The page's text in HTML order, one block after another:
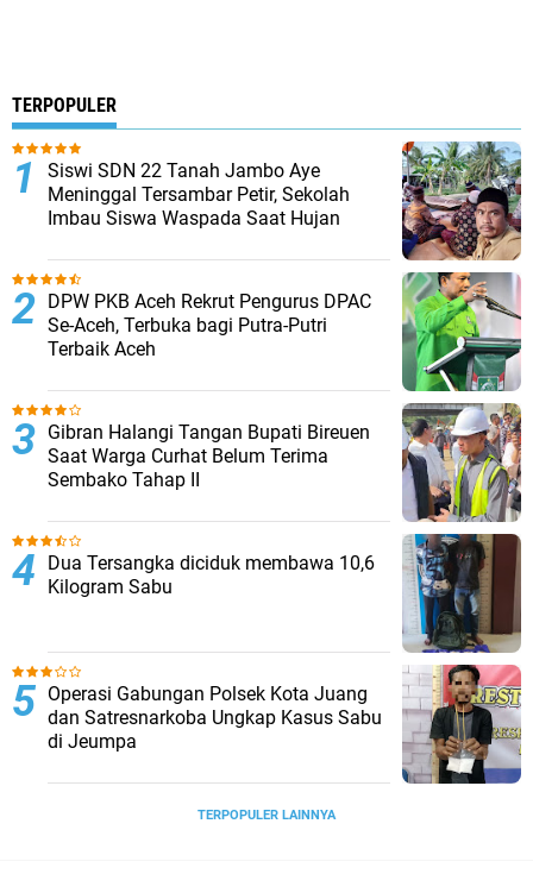
TERPOPULER
Siswi SDN 22 Tanah Jambo Aye
Meninggal Tersambar Petir, Sekolah
Imbau Siswa Waspada Saat Hujan
DPW PKB Aceh Rekrut Pengurus DPAC
Se-Aceh, Terbuka bagi Putra-Putri
Terbaik Aceh
Gibran Halangi Tangan Bupati Bireuen
Saat Warga Curhat Belum Terima
Sembako Tahap II
Dua Tersangka diciduk membawa 10,6
Kilogram Sabu
Operasi Gabungan Polsek Kota Juang
dan Satresnarkoba Ungkap Kasus Sabu
di Jeumpa
TERPOPULER LAINNYA